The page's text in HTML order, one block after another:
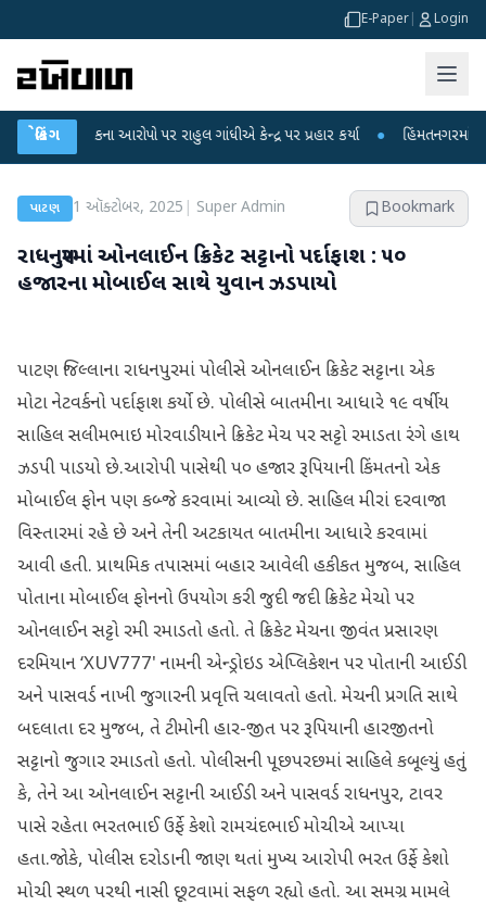
E-Paper Login
બ્રેકિંગ
લીકના આરોપો પર રાહુલ ગાંધીએ કેન્દ્ર પર પ્રહાર કર્યા ● હિંમતનગરમાં રહસ્યમય
પાટણ 1 ઑક્ટોબર, 2025 Super Admin Bookmark
રાધનપુરમાં ઓનલાઈન ક્રિકેટ સટ્ટાનો પર્દાફાશ : ૫૦
હજારના મોબાઈલ સાથે યુવાન ઝડપાયો
પાટણ જિલ્લાના રાધનપુરમાં પોલીસે ઓનલાઈન ક્રિકેટ સટ્ટાના એક
મોટા નેટવર્કનો પર્દાફાશ કર્યો છે. પોલીસે બાતમીના આધારે ૧૯ વર્ષીય
સાહિલ સલીમભાઇ મોરવાડીયાને ક્રિકેટ મેચ પર સટ્ટો રમાડતા રંગે હાથ
ઝડપી પાડયો છે.આરોપી પાસેથી ૫૦ હજાર રૂપિયાની કિંમતનો એક
મોબાઈલ ફોન પણ કબ્જે કરવામાં આવ્યો છે. સાહિલ મીરાં દરવાજા
વિસ્તારમાં રહે છે અને તેની અટકાયત બાતમીના આધારે કરવામાં
આવી હતી. પ્રાથમિક તપાસમાં બહાર આવેલી હકીકત મુજબ, સાહિલ
પોતાના મોબાઈલ ફોનનો ઉપયોગ કરી જુદી જદી ક્રિકેટ મેચો પર
ઓનલાઈન સટ્ટો રમી રમાડતો હતો. તે ક્રિકેટ મેચના જીવંત પ્રસારણ
દરમિયાન ‘XUV777' નામની એન્ડ્રોઇડ એપ્લિકેશન પર પોતાની આઈડી
અને પાસવર્ડ નાખી જુગારની પ્રવૃત્તિ ચલાવતો હતો. મેચની પ્રગતિ સાથે
બદલાતા દર મુજબ, તે ટીમોની હાર-જીત પર રૂપિયાની હારજીતનો
સટ્ટાનો જુગાર રમાડતો હતો. પોલીસની પૂછપરછમાં સાહિલે કબૂલ્યું હતું
કે, તેને આ ઓનલાઈન સટ્ટાની આઈડી અને પાસવર્ડ રાધનપુર, ટાવર
પાસે રહેતા ભરતભાઈ ઉર્ફે કેશો રામચંદભાઈ મોચીએ આપ્યા
હતા.જોકે, પોલીસ દરોડાની જાણ થતાં મુખ્ય આરોપી ભરત ઉર્ફે કેશો
મોચી સ્થળ પરથી નાસી છૂટવામાં સફળ રહ્યો હતો. આ સમગ્ર મામલે